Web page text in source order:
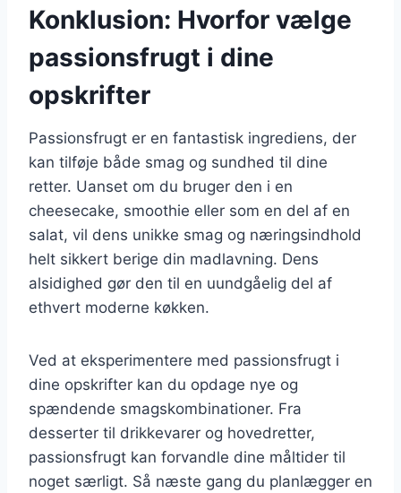
Konklusion: Hvorfor vælge
passionsfrugt i dine
opskrifter
Passionsfrugt er en fantastisk ingrediens, der
kan tilføje både smag og sundhed til dine
retter. Uanset om du bruger den i en
cheesecake, smoothie eller som en del af en
salat, vil dens unikke smag og næringsindhold
helt sikkert berige din madlavning. Dens
alsidighed gør den til en uundgåelig del af
ethvert moderne køkken.
Ved at eksperimentere med passionsfrugt i
dine opskrifter kan du opdage nye og
spændende smagskombinationer. Fra
desserter til drikkevarer og hovedretter,
passionsfrugt kan forvandle dine måltider til
noget særligt. Så næste gang du planlægger en